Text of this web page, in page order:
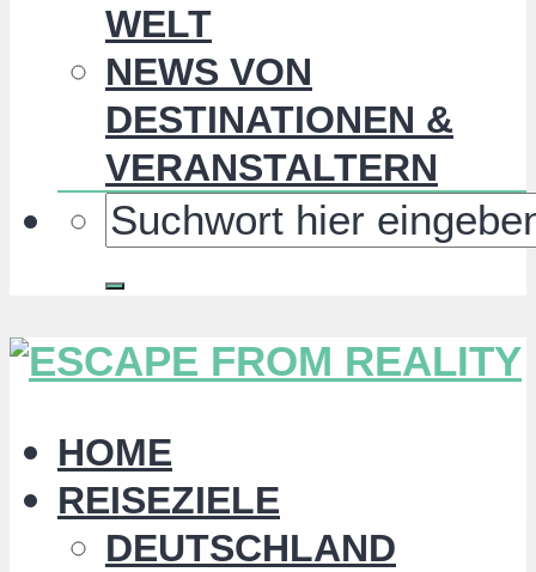
WELT
NEWS VON
DESTINATIONEN &
VERANSTALTERN
HOME
REISEZIELE
DEUTSCHLAND